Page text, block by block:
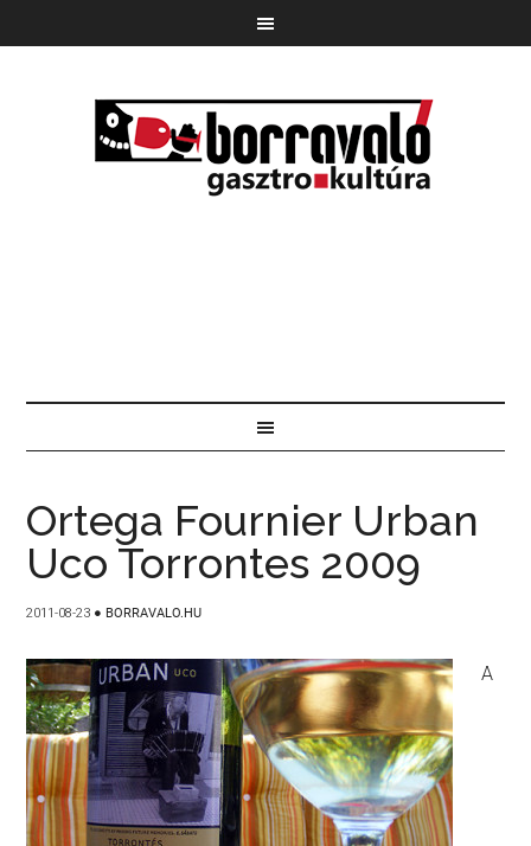
Ortega Fournier Urban
Uco Torrontes 2009
2011-08-23 ● BORRAVALO.HU
A